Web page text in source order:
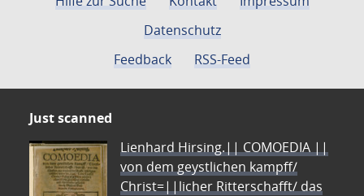
Datenschutz
Feedback
RSS-Feed
Just scanned
Lienhard Hirsing.|| COMOEDIA ||
von dem geystlichen kampff/
Christ=||licher Ritterschafft/ das